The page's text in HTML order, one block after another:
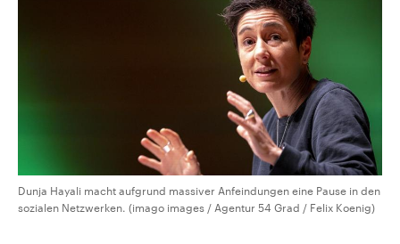
Dunja Hayali macht aufgrund massiver Anfeindungen eine Pause in den
sozialen Netzwerken. (imago images / Agentur 54 Grad / Felix Koenig)